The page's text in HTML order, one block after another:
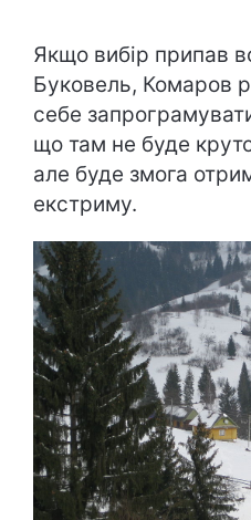
Якщо вибір припав
Буковель, Комаров
себе
що там не буде
але буде змога
екстриму.